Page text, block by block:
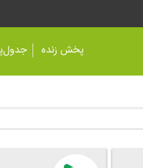
پخش زنده